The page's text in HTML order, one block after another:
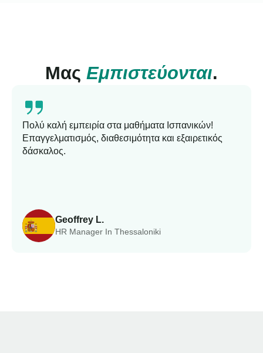
Μας Εμπιστεύονται.
Geoffrey L.
HR Manager In Thessaloniki
Πολύ καλή εμπειρία στα μαθήματα Ισπανικών!
Επαγγελματισμός, διαθεσιμότητα και εξαιρετικός
δάσκαλος.